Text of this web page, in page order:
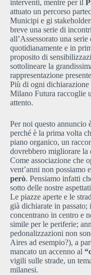
interventi, mentre per il
attuato un percorso
Municipi e gi
breve una serie di
all’Assessorato una
quotidianamente e in
proposito di
sottolineare la
rappresentazione
Più di ogni
Milano Futura raccoglie
attento.
Per noi questo annuncio
perché è la prima volta
piano organico, un
dovrebbero migliorare
Come associazione che
vent’anni non possiamo
però. Pensiamo infatti
sotto delle nostre
Le piazze aperte e le
già dichiarate in
concentrano in centro e
simile per le periferie;
pedonalizzazioni non
Aires ad esempio?), a
mancato un accenno al
vigili sulle strade, un
milanesi.